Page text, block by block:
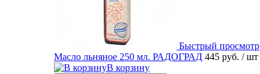
Быстрый просмотр
Масло льняное 250 мл. РАДОГРАД 445 руб. / шт
В корзину